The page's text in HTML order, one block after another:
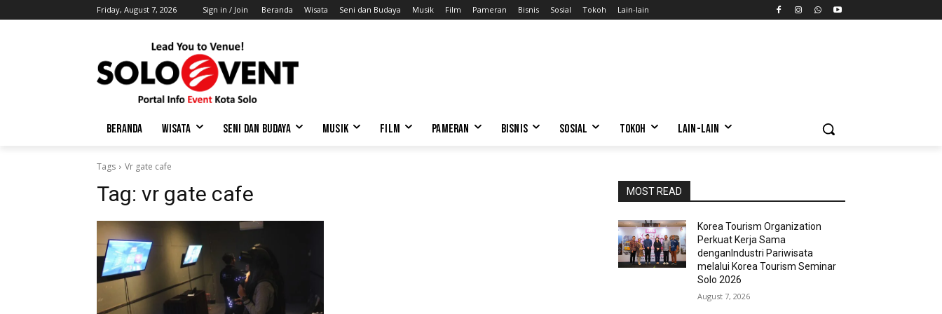
Friday, August 7, 2026 Sign in / Join Beranda Wisata Seni dan Budaya Musik Film Pameran Bisnis Sosial Tokoh Lain-lain
BERANDA WISATA SENI DAN BUDAYA MUSIK FILM PAMERAN BISNIS SOSIAL TOKOH LAIN-LAIN
Tags Vr gate cafe
Tag: vr gate cafe MOST READ
Korea Tourism Organization
Perkuat Kerja Sama
denganIndustri Pariwisata
melalui Korea Tourism Seminar
Solo 2026
August 7, 2026